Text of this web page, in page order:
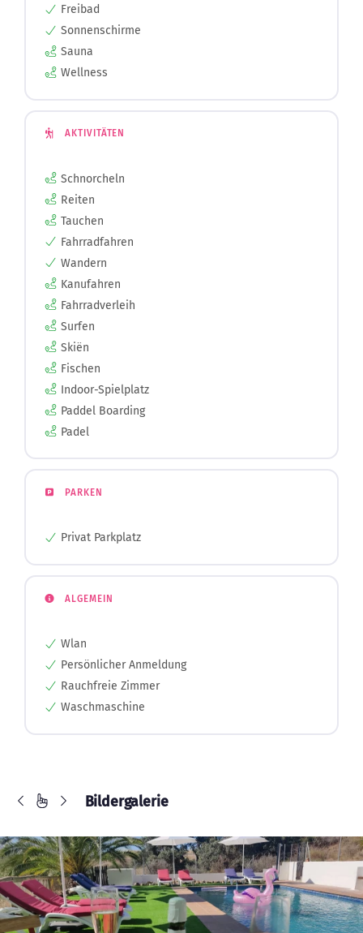
Sonnenschirme
Sauna
Wellness
Reiten
Tauchen
Fahrradfahren
Wandern
Kanufahren
Fahrradverleih
Surfen
Skiën
Fischen
Indoor-Spielplatz
Paddel Boarding
Padel
Persönlicher Anmeldung
Rauchfreie Zimmer
Waschmaschine